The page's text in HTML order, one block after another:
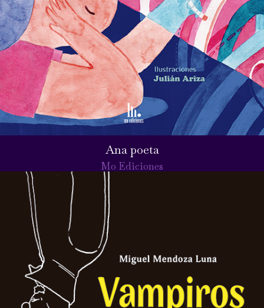
Ana poeta
Mo Ediciones